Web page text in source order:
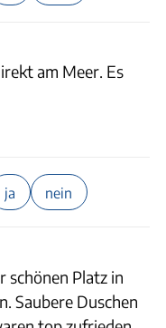
am Meer. Es
ja nein
schönen Platz in
Saubere Duschen